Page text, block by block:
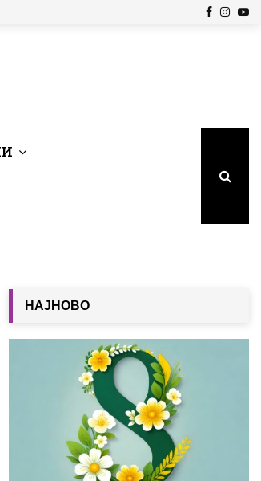
Facebook
НАЈНОВО